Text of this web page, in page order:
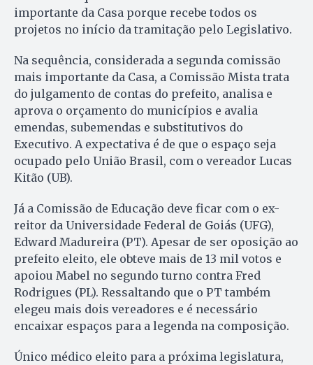
importante da Casa porque recebe todos os
projetos no início da tramitação pelo Legislativo.
Na sequência, considerada a segunda comissão
mais importante da Casa, a Comissão Mista trata
do julgamento de contas do prefeito, analisa e
aprova o orçamento do municípios e avalia
emendas, subemendas e substitutivos do
Executivo. A expectativa é de que o espaço seja
ocupado pelo União Brasil, com o vereador Lucas
Kitão (UB).
Já a Comissão de Educação deve ficar com o ex-
reitor da Universidade Federal de Goiás (UFG),
Edward Madureira (PT). Apesar de ser oposição ao
prefeito eleito, ele obteve mais de 13 mil votos e
apoiou Mabel no segundo turno contra Fred
Rodrigues (PL). Ressaltando que o PT também
elegeu mais dois vereadores e é necessário
encaixar espaços para a legenda na composição.
Único médico eleito para a próxima legislatura,